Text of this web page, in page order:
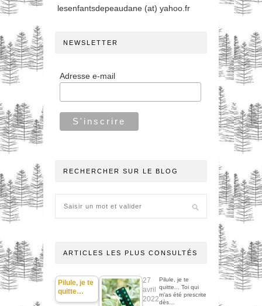
lesenfantsdepeaudane (at) yahoo.fr
NEWSLETTER
Adresse e-mail
RECHERCHER SUR LE BLOG
ARTICLES LES PLUS CONSULTÉS
Pilule, je te
quitte…
27
avril
2022
Pilule, je te
quitte... Toi qui
m'as été prescrite
dès…